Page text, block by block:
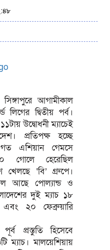
সিঙ্গাপুরে আগামীকাল
লিগের দ্বিতীয় পর্ব।
উদ্বোধনী ম্যাচেই
প্রতিপক্ষ হচ্ছে
গত এশিয়ান গেমসে
গোলে হেরেছিল
খেলছে ‘বি’ গ্রুপে।
আছে পোল্যান্ড ও
দুই ম্যাচ ১৮
এবং ২০ ফেব্রুয়ারি
প্রস্তুতি হিসেবে
ম্যাচ। মালয়েশিয়ায়